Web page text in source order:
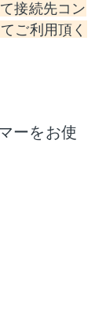
接続先コン
ご利用頂く
ーをお使